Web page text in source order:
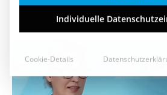
14. Dezember 2022
Individuelle